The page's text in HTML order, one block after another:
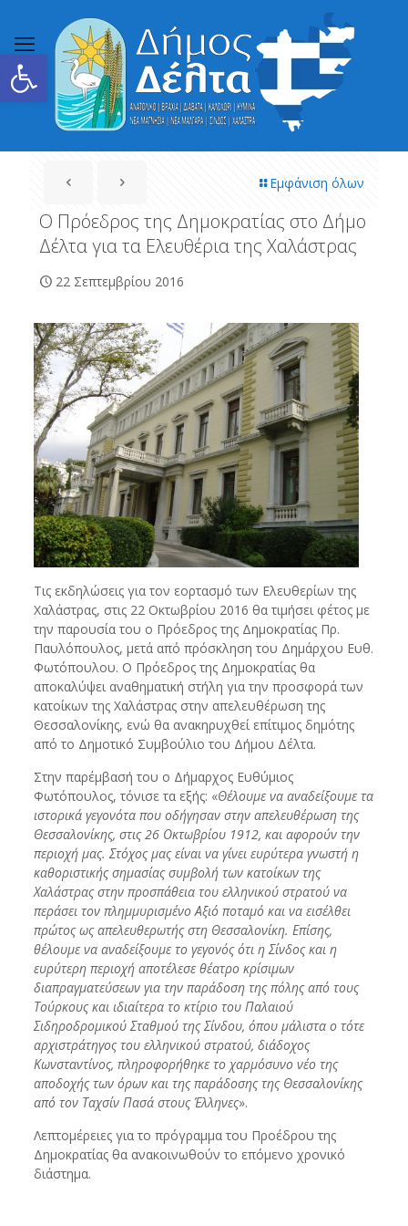
Ανοίξτε τη γραμμή εργαλείων
Εμφάνιση όλων
Ο Πρόεδρος της Δημοκρατίας στο Δήμο
Δέλτα για τα Ελευθέρια της Χαλάστρας
22 Σεπτεμβρίου 2016
Τις εκδηλώσεις για τον εορτασμό των Ελευθερίων της
Χαλάστρας, στις 22 Οκτωβρίου 2016 θα τιμήσει φέτος με
την παρουσία του ο Πρόεδρος της Δημοκρατίας Πρ.
Παυλόπουλος, μετά από πρόσκληση του Δημάρχου Ευθ.
Φωτόπουλου. Ο Πρόεδρος της Δημοκρατίας θα
αποκαλύψει αναθηματική στήλη για την προσφορά των
κατοίκων της Χαλάστρας στην απελευθέρωση της
Θεσσαλονίκης, ενώ θα ανακηρυχθεί επίτιμος δημότης
από το Δημοτικό Συμβούλιο του Δήμου Δέλτα.
Στην παρέμβασή του ο Δήμαρχος Ευθύμιος
Φωτόπουλος, τόνισε τα εξής: «Θέλουμε να αναδείξουμε τα
ιστορικά γεγονότα που οδήγησαν στην απελευθέρωση της
Θεσσαλονίκης, στις 26 Οκτωβρίου 1912, και αφορούν την
περιοχή μας. Στόχος μας είναι να γίνει ευρύτερα γνωστή η
καθοριστικής σημασίας συμβολή των κατοίκων της
Χαλάστρας στην προσπάθεια του ελληνικού στρατού να
περάσει τον πλημμυρισμένο Αξιό ποταμό και να εισέλθει
πρώτος ως απελευθερωτής στη Θεσσαλονίκη. Επίσης,
θέλουμε να αναδείξουμε το γεγονός ότι η Σίνδος και η
ευρύτερη περιοχή αποτέλεσε θέατρο κρίσιμων
διαπραγματεύσεων για την παράδοση της πόλης από τους
Τούρκους και ιδιαίτερα το κτίριο του Παλαιού
Σιδηροδρομικού Σταθμού της Σίνδου, όπου μάλιστα ο τότε
αρχιστράτηγος του ελληνικού στρατού, διάδοχος
Κωνσταντίνος, πληροφορήθηκε το χαρμόσυνο νέο της
αποδοχής των όρων και της παράδοσης της Θεσσαλονίκης
από τον Ταχσίν Πασά στους Έλληνες».
Λεπτομέρειες για το πρόγραμμα του Προέδρου της
Δημοκρατίας θα ανακοινωθούν το επόμενο χρονικό
διάστημα.